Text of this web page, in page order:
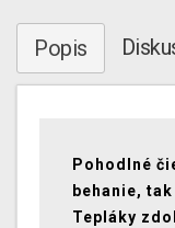
Popis
Pohodlné
behanie,
Tepláky